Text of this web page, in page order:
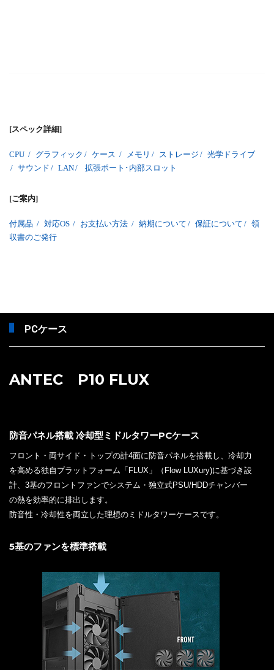
[スペック詳細]
CPU / グラフィック / ケース / メモリ / ストレージ / 光学ドライブ
/ サウンド / LAN/ 拡張ポート･内部スロット
[ご案内]
付属品 / 対応OS / お支払い方法 / 納期について / 保証について / 領
収書のご発行
PCケース
ANTEC P10 FLUX
防音パネル搭載 冷却型ミドルタワーPCケース
フロント・両サイド・トップの計4面に防音パネルを搭載し、冷却力
を高める独自プラットフォーム「FLUX」（Flow LUXury)に基づき設
計、3基のフロントファンでシステム・独立式PSU/HDDチャンバー
の熱を効率的に排出します。
防音性・冷却性を両立した理想のミドルタワーケースです。
5基のファンを標準搭載